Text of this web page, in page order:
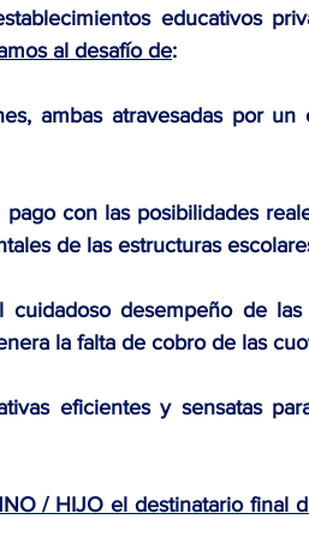
educativos
al desafío de:
ambas atravesadas por un
con las posibilidades
de las estructuras
desempeño de
la falta de cobro de las
eficientes y sensatas
/ HIJO el destinatario final